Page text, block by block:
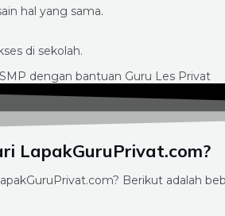
hal yang sama.
di sekolah.
LapakGuruPrivat.com?
Berikut adalah